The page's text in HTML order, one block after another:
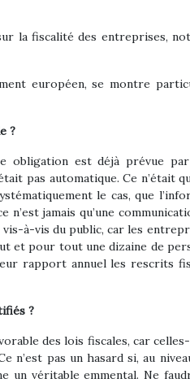
la fiscalité des entreprises,
européen, se montre
?
obligation est déjà prévue
pas automatique. Ce
le cas, que
jamais qu’une
à-vis du public, car les
et pour tout une dizaine de
rapport annuel les rescrits
?
des lois fiscales, car
n’est pas un hasard si, au
un véritable emmental. Ne